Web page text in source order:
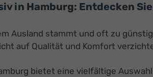
in Hamburg: Entdecken
Ausland stammt und oft zu
auf Qualität und Komfort
bietet eine vielfältige